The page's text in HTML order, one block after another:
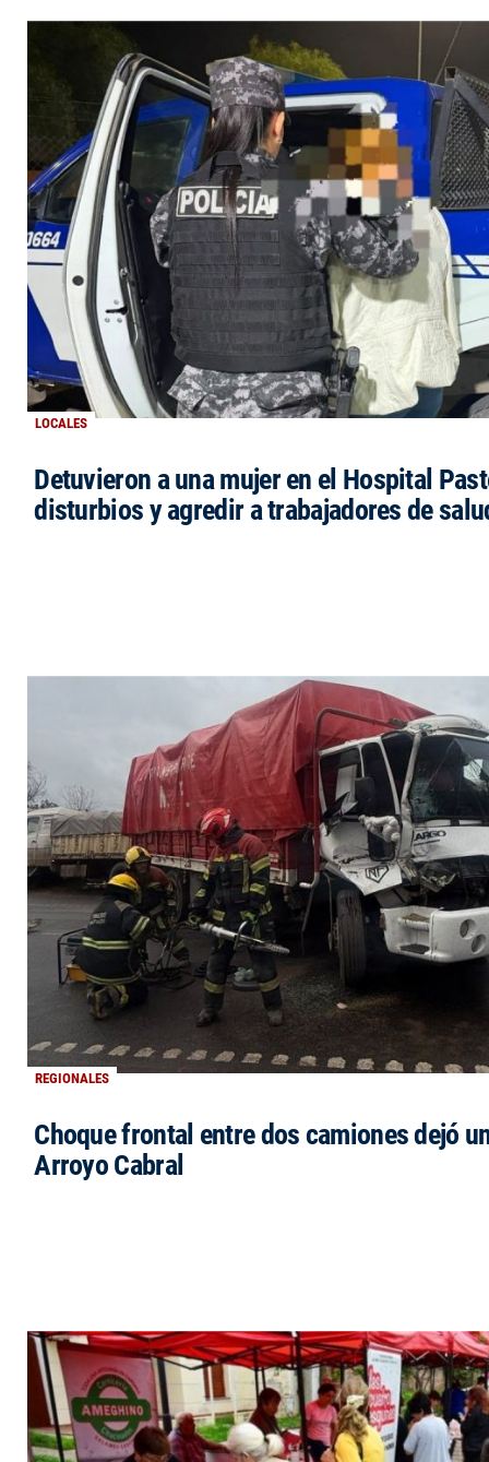
LOCALES
Detuvieron a una mujer en el Hospital
disturbios y agredir a trabajadores de
REGIONALES
Choque frontal entre dos camiones dejó
Arroyo Cabral